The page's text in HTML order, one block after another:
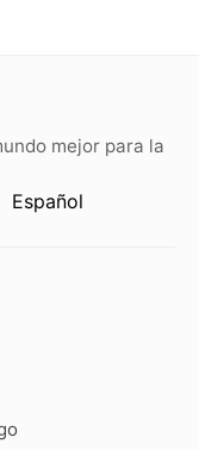
mejor para la
Español